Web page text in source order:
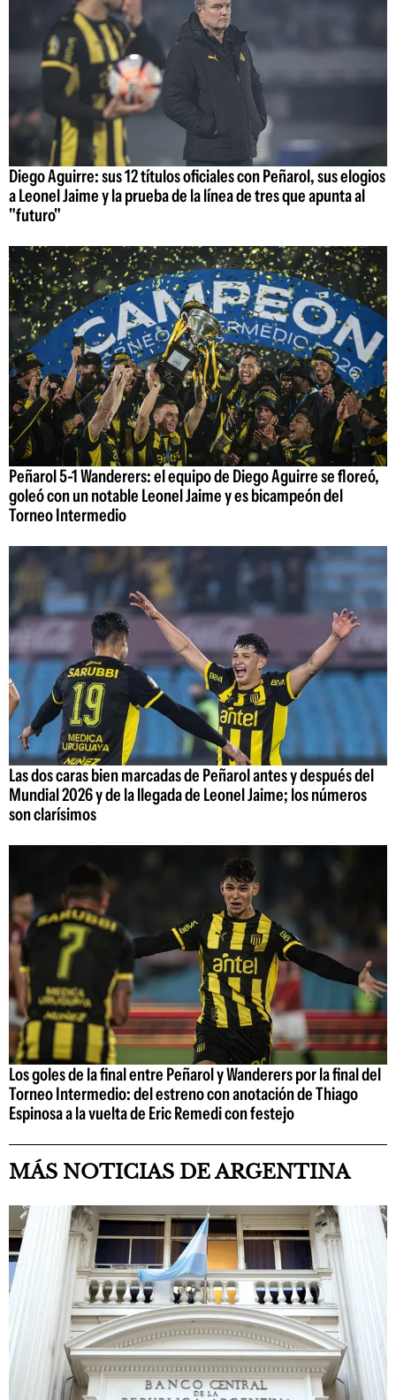
Diego Aguirre: sus 12 títulos oficiales con Peñarol, sus elogios
a Leonel Jaime y la prueba de la línea de tres que apunta al
"futuro"
Peñarol 5-1 Wanderers: el equipo de Diego Aguirre se floreó,
goleó con un notable Leonel Jaime y es bicampeón del
Torneo Intermedio
Las dos caras bien marcadas de Peñarol antes y después del
Mundial 2026 y de la llegada de Leonel Jaime; los números
son clarísimos
Los goles de la final entre Peñarol y Wanderers por la final del
Torneo Intermedio: del estreno con anotación de Thiago
Espinosa a la vuelta de Eric Remedi con festejo
MÁS NOTICIAS DE ARGENTINA